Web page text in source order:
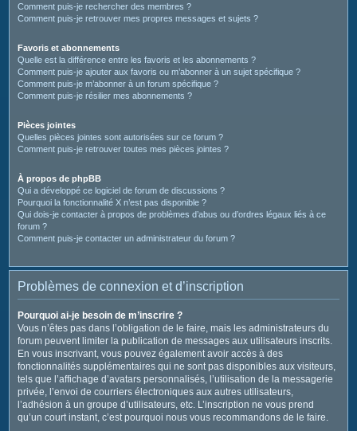
Comment puis-je rechercher des membres ?
Comment puis-je retrouver mes propres messages et sujets ?
Favoris et abonnements
Quelle est la différence entre les favoris et les abonnements ?
Comment puis-je ajouter aux favoris ou m’abonner à un sujet spécifique ?
Comment puis-je m’abonner à un forum spécifique ?
Comment puis-je résilier mes abonnements ?
Pièces jointes
Quelles pièces jointes sont autorisées sur ce forum ?
Comment puis-je retrouver toutes mes pièces jointes ?
À propos de phpBB
Qui a développé ce logiciel de forum de discussions ?
Pourquoi la fonctionnalité X n’est pas disponible ?
Qui dois-je contacter à propos de problèmes d’abus ou d’ordres légaux liés à ce
forum ?
Comment puis-je contacter un administrateur du forum ?
Problèmes de connexion et d’inscription
Pourquoi ai-je besoin de m’inscrire ?
Vous n’êtes pas dans l’obligation de le faire, mais les administrateurs du
forum peuvent limiter la publication de messages aux utilisateurs inscrits.
En vous inscrivant, vous pouvez également avoir accès à des
fonctionnalités supplémentaires qui ne sont pas disponibles aux visiteurs,
tels que l’affichage d’avatars personnalisés, l’utilisation de la messagerie
privée, l’envoi de courriers électroniques aux autres utilisateurs,
l’adhésion à un groupe d’utilisateurs, etc. L’inscription ne vous prend
qu’un court instant, c’est pourquoi nous vous recommandons de le faire.